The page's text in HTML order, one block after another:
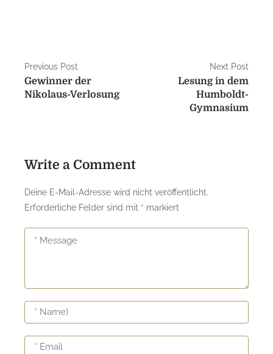
Previous Post
Gewinner der
Nikolaus-Verlosung
Next Post
Lesung in dem
Humboldt-
Gymnasium
Write a Comment
Deine E-Mail-Adresse wird nicht veröffentlicht.
Erforderliche Felder sind mit * markiert